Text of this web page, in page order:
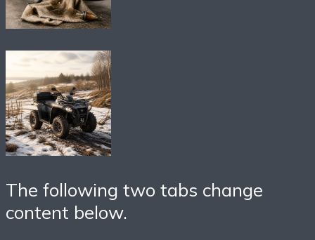
The following two tabs change
content below.